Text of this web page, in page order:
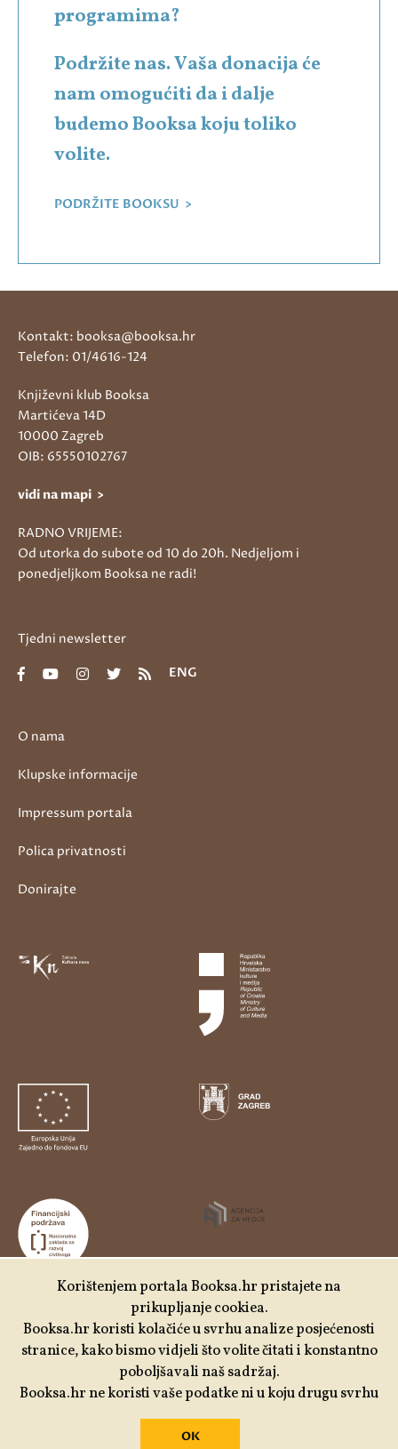
programima?
Podržite nas. Vaša donacija će
nam omogućiti da i dalje
budemo Booksa koju toliko
volite.
PODRŽITE BOOKSU >
Udruga Kulturtreger je korisnik institucionalne podrške
Nacionalne zaklade za razvoj civilnoga društva za
stabilizaciju i/ili razvoj udruge u području demokratizacije i
društvenog razvoja.
O nama
Klupske informacije
Impressum portala
Polica privatnosti
Donirajte
Kontakt: booksa@booksa.hr
Telefon: 01/4616-124
Književni klub Booksa
Martićeva 14D
10000 Zagreb
OIB: 65550102767
vidi na mapi >
RADNO VRIJEME:
Od utorka do subote od 10 do 20h. Nedjeljom i
ponedjeljkom Booksa ne radi!
Tjedni newsletter
ENG
Korištenjem portala Booksa.hr pristajete na
prikupljanje cookiea.
Booksa.hr koristi kolačiće u svrhu analize posjećenosti
stranice, kako bismo vidjeli što volite čitati i konstantno
poboljšavali naš sadržaj.
Booksa.hr ne koristi vaše podatke ni u koju drugu svrhu
OK